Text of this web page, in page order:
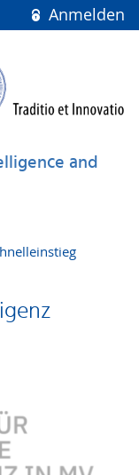
Anmelden
and